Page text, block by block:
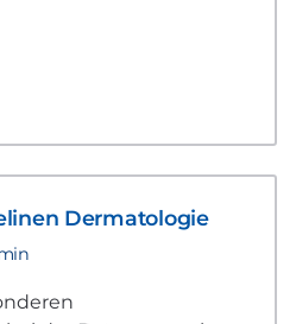
Dermatologie